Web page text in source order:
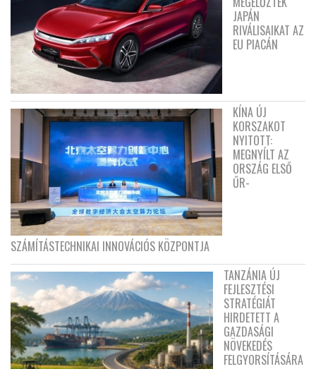
JAPÁN
RIVÁLISAIKAT AZ
EU PIACÁN
KÍNA ÚJ
KORSZAKOT
NYITOTT:
MEGNYÍLT AZ
ORSZÁG ELSŐ
ŰR-
SZÁMÍTÁSTECHNIKAI INNOVÁCIÓS KÖZPONTJA
TANZÁNIA ÚJ
FEJLESZTÉSI
STRATÉGIÁT
HIRDETETT A
GAZDASÁGI
NÖVEKEDÉS
FELGYORSÍTÁSÁRA